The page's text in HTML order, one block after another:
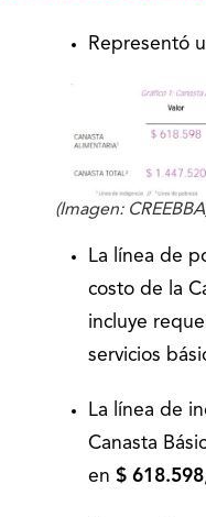
Representó
(Imagen:
La línea de
costo de la
incluye
servicios
La línea de
Canasta
en $ 618.598